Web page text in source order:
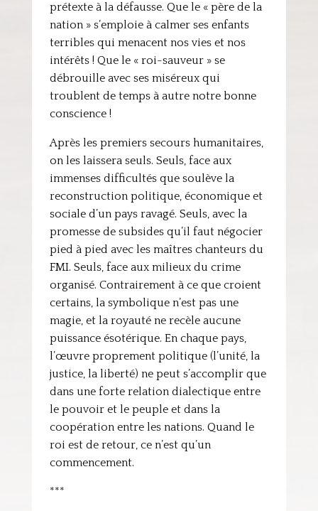
prétexte à la défausse. Que le « père de la
nation » s’emploie à calmer ses enfants
terribles qui menacent nos vies et nos
intérêts ! Que le « roi-sauveur » se
débrouille avec ses miséreux qui
troublent de temps à autre notre bonne
conscience !
Après les premiers secours humanitaires,
on les laissera seuls. Seuls, face aux
immenses difficultés que soulève la
reconstruction politique, économique et
sociale d’un pays ravagé. Seuls, avec la
promesse de subsides qu’il faut négocier
pied à pied avec les maîtres chanteurs du
FMI. Seuls, face aux milieux du crime
organisé. Contrairement à ce que croient
certains, la symbolique n’est pas une
magie, et la royauté ne recèle aucune
puissance ésotérique. En chaque pays,
l’œuvre proprement politique (l’unité, la
justice, la liberté) ne peut s’accomplir que
dans une forte relation dialectique entre
le pouvoir et le peuple et dans la
coopération entre les nations. Quand le
roi est de retour, ce n’est qu’un
commencement.
***